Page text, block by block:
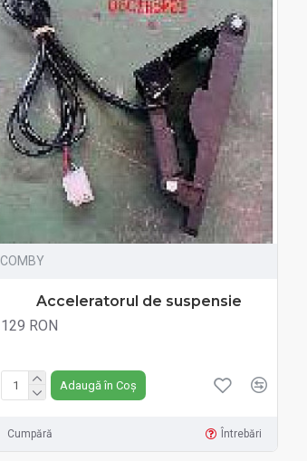
COMBY
Acceleratorul de suspensie
129 RON
Adaugă în Coș
Cumpără Întrebări